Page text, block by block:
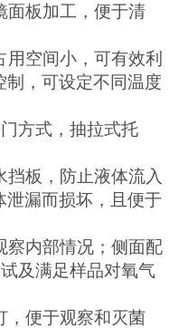
板加工，便于清
空间小，可有效利
制，可设定不同温度
方式，抽拉式托
板，防止液体流入
泄漏而损坏，且便于
内部情况；侧面配
及满足样品对氧气
便于观察和灭菌